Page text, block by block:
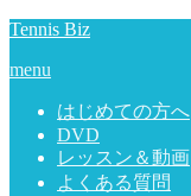
Tennis Biz
menu
はじめての方へ
DVD
レッスン＆動画
よくある質問